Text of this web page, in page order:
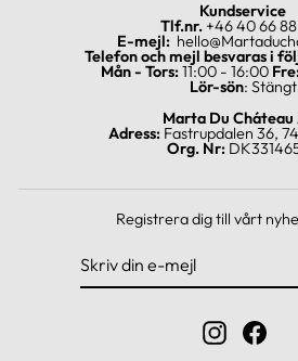
Kundservice
Tlf.nr.+46 40 66
E-mejl:
Telefon och mejl besvaras i
Mån - Tors:11:00 - 16:00
Lör-sön: Stängt
Marta Du Cháteau
Adress: Fastrupdalen 36,
Org. Nr:
Registrera dig till vårt
Instagram